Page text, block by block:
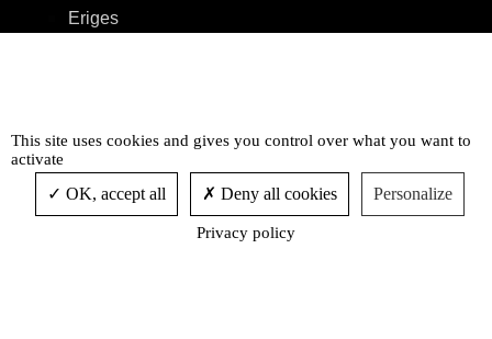
Eriges
Accessibilité
This site uses cookies and gives you control over what you want to
activate
OK, accept all Deny all cookies Personalize
Privacy policy